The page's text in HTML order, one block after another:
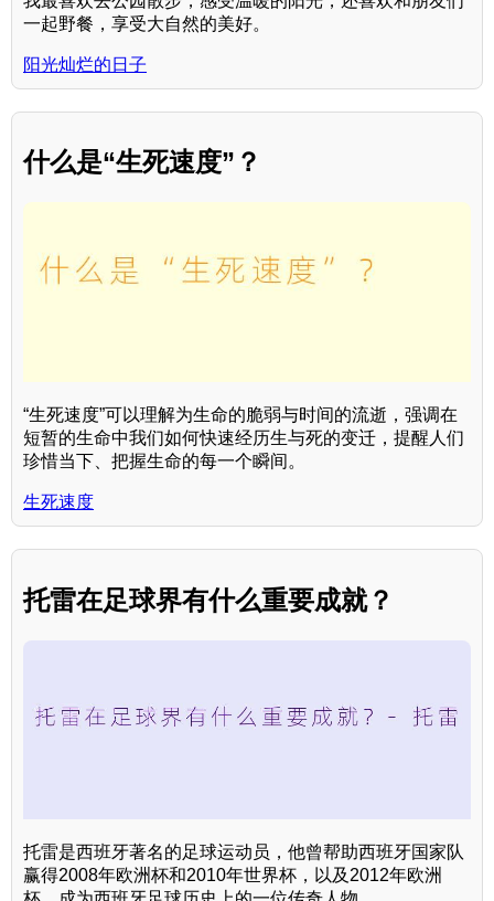
一起野餐，享受大自然的美好。
阳光灿烂的日子
什么是“生死速度”？
“生死速度”可以理解为生命的脆弱与时间的流逝，强调在
短暂的生命中我们如何快速经历生与死的变迁，提醒人们
珍惜当下、把握生命的每一个瞬间。
生死速度
托雷在足球界有什么重要成就？
托雷是西班牙著名的足球运动员，他曾帮助西班牙国家队
赢得2008年欧洲杯和2010年世界杯，以及2012年欧洲